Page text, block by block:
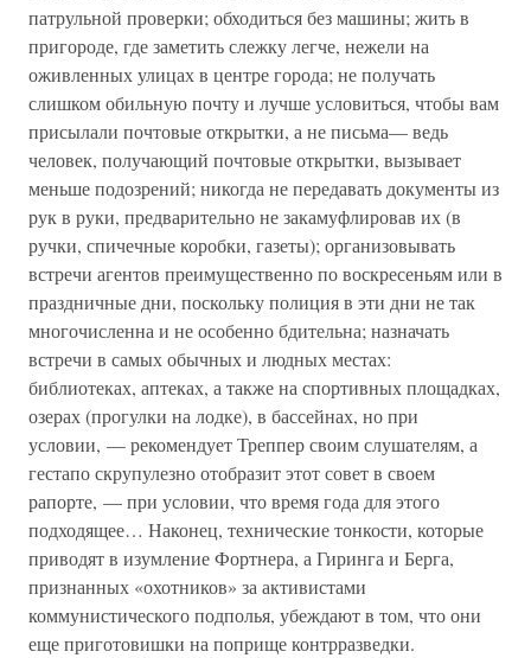
патрульной проверки; обходиться без машины; жить в
пригороде, где заметить слежку легче, нежели на
оживленных улицах в центре города; не получать
слишком обильную почту и лучше условиться, чтобы вам
присылали почтовые открытки, а не письма— ведь
человек, получающий почтовые открытки, вызывает
меньше подозрений; никогда не передавать документы из
рук в руки, предварительно не закамуфлировав их (в
ручки, спичечные коробки, газеты); организовывать
встречи агентов преимущественно по воскресеньям или в
праздничные дни, поскольку полиция в эти дни не так
многочисленна и не особенно бдительна; назначать
встречи в самых обычных и людных местах:
библиотеках, аптеках, а также на спортивных площадках,
озерах (прогулки на лодке), в бассейнах, но при
условии, — рекомендует Треппер своим слушателям, а
гестапо скрупулезно отобразит этот совет в своем
рапорте, — при условии, что время года для этого
подходящее… Наконец, технические тонкости, которые
приводят в изумление Фортнера, а Гиринга и Берга,
признанных «охотников» за активистами
коммунистического подполья, убеждают в том, что они
еще приготовишки на поприще контрразведки.